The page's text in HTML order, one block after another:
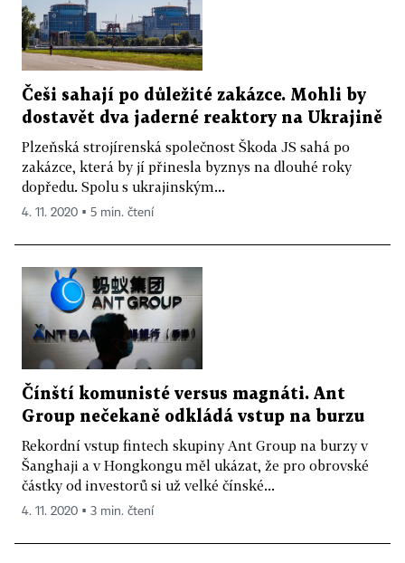
Češi sahají po důležité zakázce. Mohli by
dostavět dva jaderné reaktory na Ukrajině
Plzeňská strojírenská společnost Škoda JS sahá po
zakázce, která by jí přinesla byznys na dlouhé roky
dopředu. Spolu s ukrajinským...
4. 11. 2020 ▪ 5 min. čtení
Čínští komunisté versus magnáti. Ant
Group nečekaně odkládá vstup na burzu
Rekordní vstup fintech skupiny Ant Group na burzy v
Šanghaji a v Hongkongu měl ukázat, že pro obrovské
částky od investorů si už velké čínské...
4. 11. 2020 ▪ 3 min. čtení